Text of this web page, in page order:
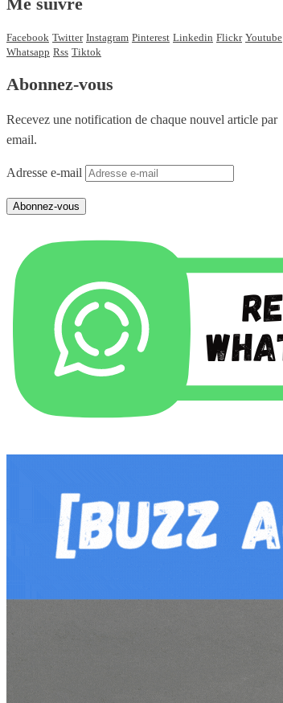
Facebook Twitter Instagram Pinterest Linkedin Flickr Youtube
Whatsapp Rss Tiktok
Abonnez-vous
Recevez une notification de chaque nouvel article par
email.
Adresse e-mail
Abonnez-vous